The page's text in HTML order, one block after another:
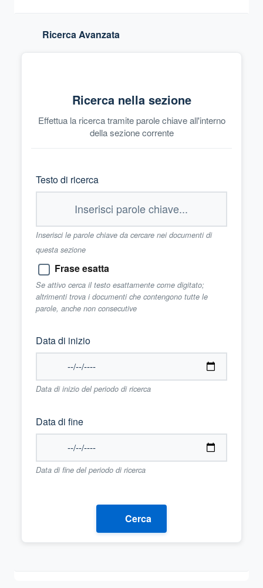
Ricerca Avanzata
Ricerca nella sezione
Effettua la ricerca tramite parole chiave all'interno
della sezione corrente
Testo di ricerca
Inserisci le parole chiave da cercare nei documenti di
questa sezione
Frase esatta
Se attivo cerca il testo esattamente come digitato;
altrimenti trova i documenti che contengono tutte le
parole, anche non consecutive
Data di inizio
Data di inizio del periodo di ricerca
Data di fine
Data di fine del periodo di ricerca
Cerca